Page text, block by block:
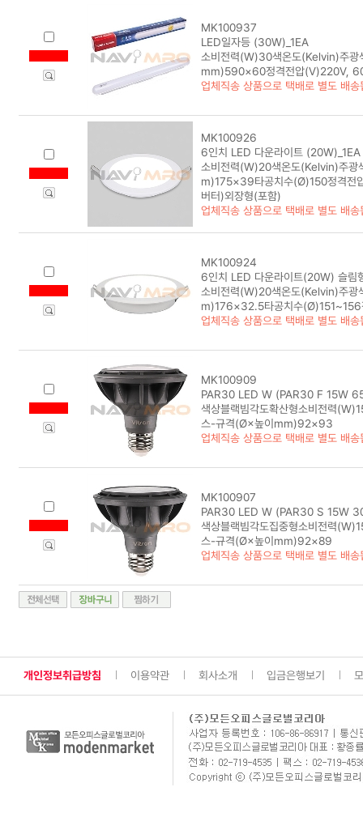
MK100937
LED일자등 (30W)_1EA
소비전력(W)30색온도(Kelvin)주
mm)590×60정격전압(V)220V,
업체직송 상품으로 택배로 별도 배송
MK100926
6인치 LED 다운라이트 (20W)_1EA
소비전력(W)20색온도(Kelvin)주
m)175×39타공치수(Ø)150정격전
버터)외장형(포함)
업체직송 상품으로 택배로 별도 배송
MK100924
6인치 LED 다운라이트(20W) 슬림
소비전력(W)20색온도(Kelvin)주
m)176×32.5타공치수
업체직송 상품으로 택배로 별도 배송
MK100909
PAR30 LED W (PAR30 F 15W
색상블랙빔각도확산형소비전력
스-규격(Ø×높이mm)92×93
업체직송 상품으로 택배로 별도 배송
MK100907
PAR30 LED W (PAR30 S 15W
색상블랙빔각도집중형소비전력
스-규격(Ø×높이mm)92×89
업체직송 상품으로 택배로 별도 배송
개인정보취급방침 이용약관 회사소개 입금은행보기